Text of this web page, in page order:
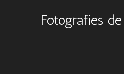
Fotografies